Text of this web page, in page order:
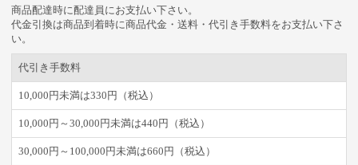
商品配達時に配達員にお支払い下さい。
代金引換は商品到着時に商品代金・送料・代引き手数料をお支払い下さ
い。
代引き手数料
10,000円未満は330円（税込）
10,000円～30,000円未満は440円（税込）
30,000円～100,000円未満は660円（税込）